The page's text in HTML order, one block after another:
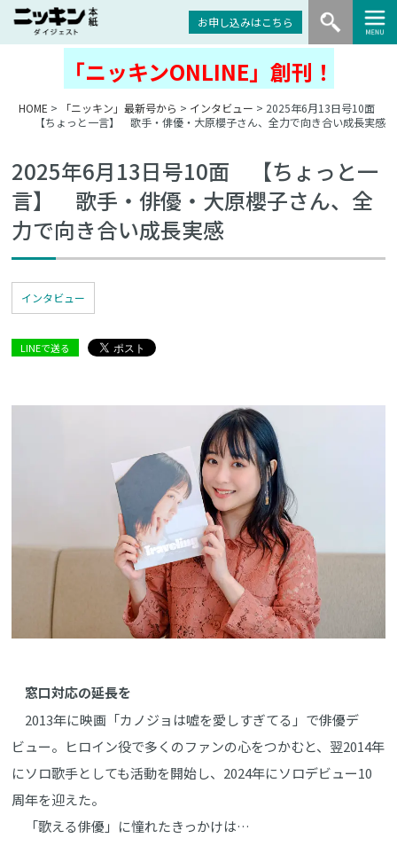
お申し込みはこちら
「ニッキンONLINE」創刊！
HOME > 「ニッキン」最新号から > インタビュー > 2025年6月13日号10面
【ちょっと一言】 歌手・俳優・大原櫻子さん、全力で向き合い成長実感
2025年6月13日号10面 【ちょっと一
言】 歌手・俳優・大原櫻子さん、全
力で向き合い成長実感
インタビュー
LINEで送る
窓口対応の延長を
2013年に映画「カノジョは嘘を愛しすぎてる」で俳優デ
ビュー。ヒロイン役で多くのファンの心をつかむと、翌2014年
にソロ歌手としても活動を開始し、2024年にソロデビュー10
周年を迎えた。
「歌える俳優」に憧れたきっかけは…